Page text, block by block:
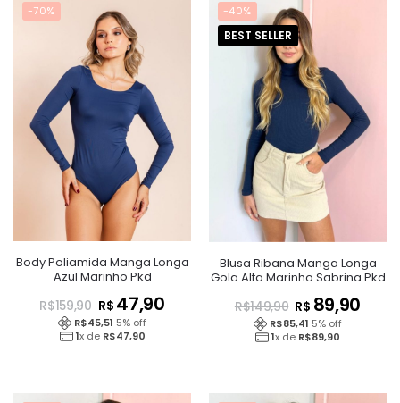
-70%
Body Poliamida Manga Longa
Azul Marinho Pkd
R$159,90 R$ 47,90
R$45,51 5% off
1x de R$47,90
-40%
BEST SELLER
Blusa Ribana Manga Longa
Gola Alta Marinho Sabrina Pkd
R$149,90 R$ 89,90
R$85,41 5% off
1x de R$89,90